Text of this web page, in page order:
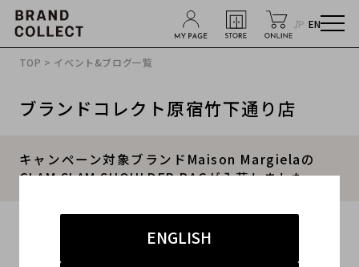
JP EN
ENGLISH
TOP > イベント&ブログ一覧
ブランドコレクト原宿竹下通り店
キャンペーン対象ブランドMaison Margielaの
GLAM SLAM SHOULDER BAGが入荷しました。
#メゾンマルジェラ